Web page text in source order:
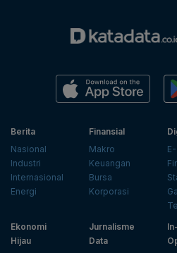
Berita
Nasional
Industri
Internasional
Energi
Finansial
Makro
Keuangan
Bursa
Korporasi
Ekonomi
Hijau
Jurnalisme
Data